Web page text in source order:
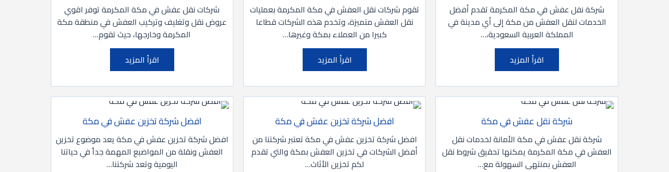
شركة نقل عفش في مكة المكرمة تقدم أفضل
الخدمات لنقل العفش من مكة إلى أي مدينة في
المملكة العربية السعودية،…
اقرأ المزيد
تقوم شركات نقل العفش في مكة المكرمة بعمليات
نقل العفش متميزة، وتخدم هذه الشركات قطاعا
كبيرا من العملاء بمكة وغيرها…
اقرأ المزيد
شركات نقل عفش في مكة المكرمة توفر اقوي
عروض نقل وتغليف وتركيب العفش في منطقة مكة
المكرمة وخارجها، حيث تقوم…
اقرأ المزيد
شركة نقل عفش في مكة
شركة نقل عفش في مكة الأمانة لخدمات نقل
العفش في مكة المكرمة يمكنها تحقيق شروط نقل
العفش بمنتهى السهولة مع…
افضل شركة تخزين عفش في مكة
افضل شركة تخزين عفش في مكة تعتبر شركتنا من
أفضل الشركات في تخزين العفش بمكة والتي تقدم
لكم تخزين الأثاث…
افضل شركة تخزين عفش في مكة
افضل شركة تخزين عفش في مكة يعد موضوع تخزين
العفش ونقلة من المواضيع المهمة جداً في حياتنا
اليومية وتعد شركتنا…